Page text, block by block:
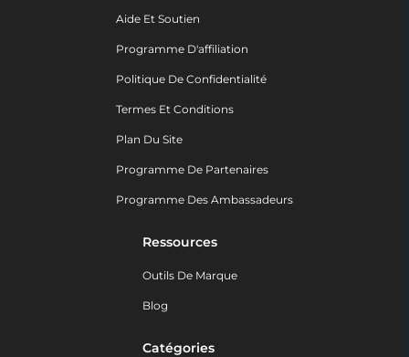
Aide Et Soutien
Programme D'affiliation
Politique De Confidentialité
Termes Et Conditions
Plan Du Site
Programme De Partenaires
Programme Des Ambassadeurs
Ressources
Outils De Marque
Blog
Catégories